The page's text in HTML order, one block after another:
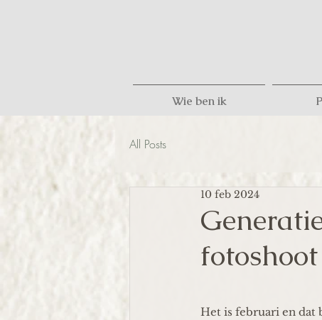
Wie ben ik
All Posts
10 feb 2024
Het is februari en dat